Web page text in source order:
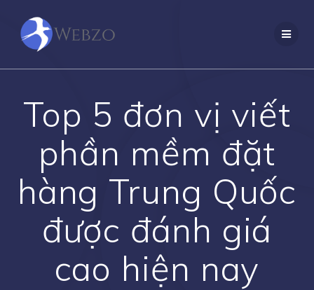
Top 5 đơn vị viết
phần mềm đặt
hàng Trung Quốc
được đánh giá
cao hiện nay